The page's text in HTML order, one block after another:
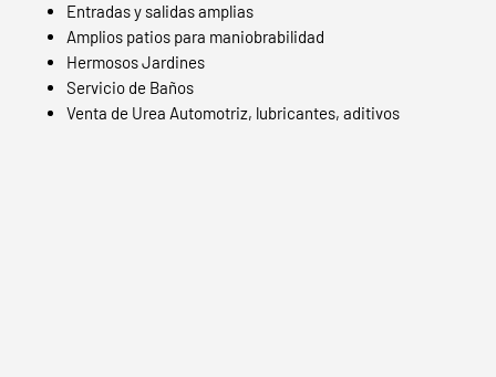
Entradas y salidas amplias
Amplios patios para maniobrabilidad
Hermosos Jardines
Servicio de Baños
Venta de Urea Automotriz, lubricantes, aditivos